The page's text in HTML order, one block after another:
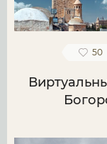
50